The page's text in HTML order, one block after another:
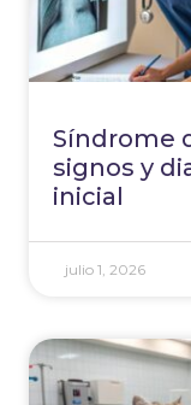
Síndrome
signos y
inicial
julio 1, 2026